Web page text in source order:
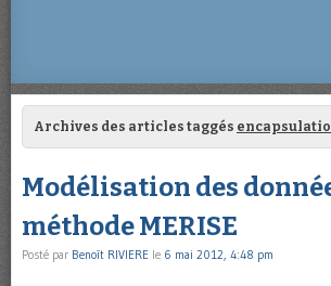
Archives des articles taggés
Modélisation des
méthode MERISE
Posté par Benoît RIVIERE le 6 mai 2012, 4:48 pm